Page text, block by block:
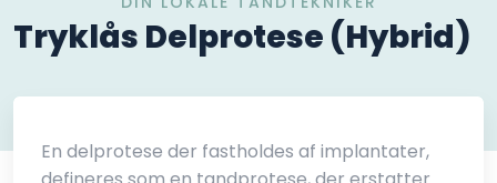
​Tryklås Delprotese (Hybrid)
En delprotese der fastholdes af implantater,